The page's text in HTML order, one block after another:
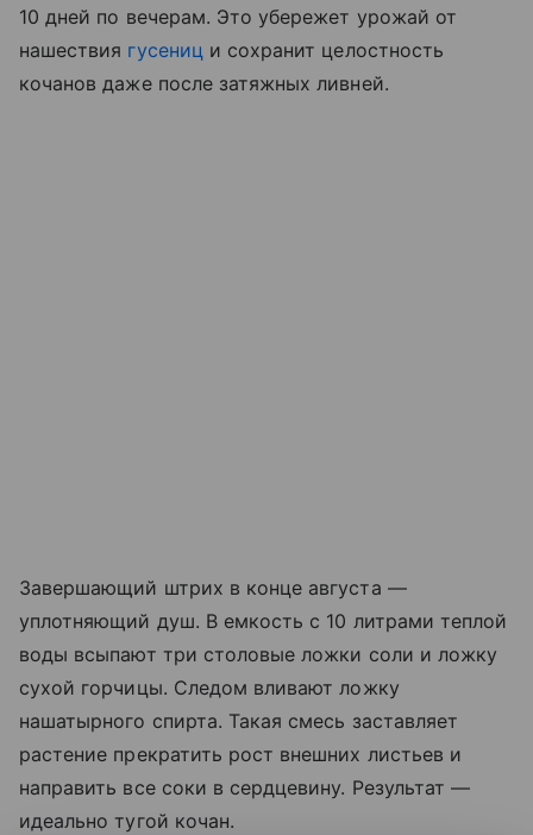
10 дней по вечерам. Это убережет урожай от
нашествия гусеници сохранит целостность
кочанов даже после затяжных ливней.
Завершающий штрих в конце августа —
уплотняющий душ. В емкость с 10 литрами теплой
воды всыпают три столовые ложки соли и ложку
сухой горчицы. Следом вливают ложку
нашатырного спирта. Такая смесь заставляет
растение прекратить рост внешних листьев и
направить все соки в сердцевину. Результат —
идеально тугой кочан.